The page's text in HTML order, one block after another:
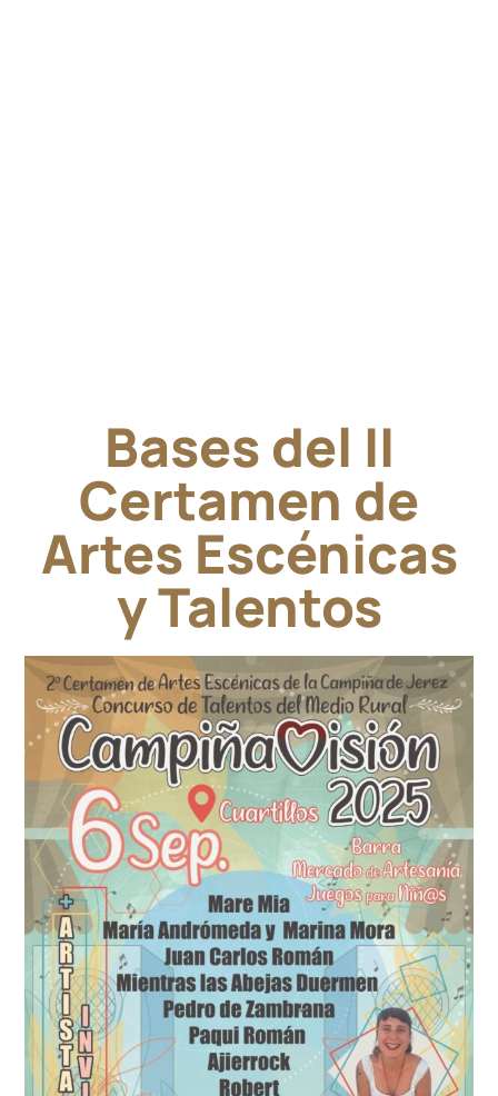
Bases del II
Certamen de
Artes Escénicas
y Talentos